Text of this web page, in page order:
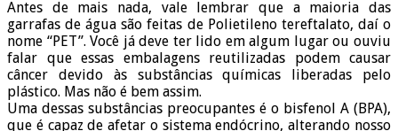
Antes de mais nada, vale lembrar que a maioria das
garrafas de água são feitas de Polietileno tereftalato, daí o
nome “PET”. Você já deve ter lido em algum lugar ou ouviu
falar que essas embalagens reutilizadas podem causar
câncer devido às substâncias químicas liberadas pelo
plástico. Mas não é bem assim.
Uma dessas substâncias preocupantes é o bisfenol A (BPA),
que é capaz de afetar o sistema endócrino, alterando nosso